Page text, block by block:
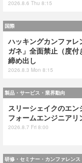
2026.8.6 Thu 8:15
国際
ハッキングカンファ
ガネ」全面禁止（度
締め出し
2026.8.3 Mon 8:15
製品・サービス・業界動向
スリーシェイクのエ
フォームエンジニア
2026.8.7 Fri 8:00
研修・セミナー・カンファレンス